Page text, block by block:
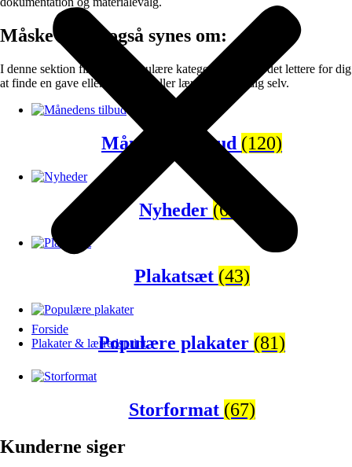
Forside
Plakater & lærredsprint
Måske vil du også synes om:
I denne sektion finder du populære kategorier der gør det lettere for dig
at finde en gave eller en plakat eller lærredprint til dig selv.
Månedens tilbud (120)
Nyheder (65)
Plakatsæt (43)
Populære plakater (81)
Storformat (67)
Kunderne siger